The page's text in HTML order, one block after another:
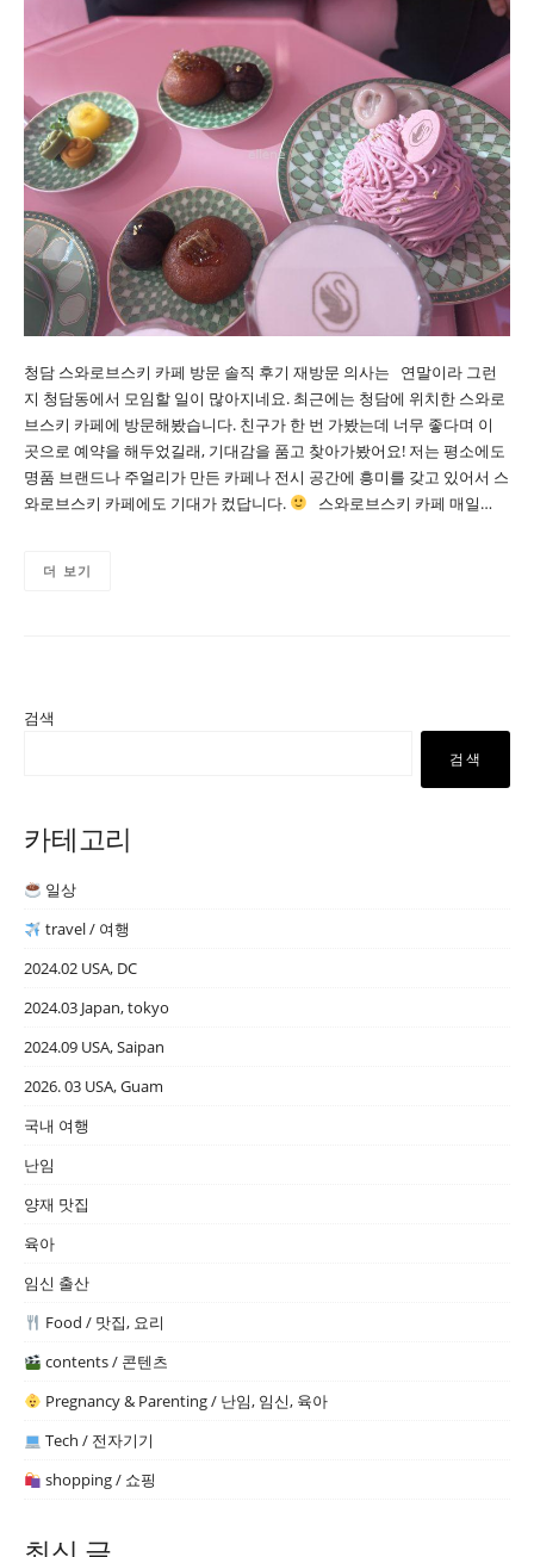
청담 스와로브스키 카페 방문 솔직 후기 재방문 의사는 연말이라 그런
지 청담동에서 모임할 일이 많아지네요. 최근에는 청담에 위치한 스와로
브스키 카페에 방문해봤습니다. 친구가 한 번 가봤는데 너무 좋다며 이
곳으로 예약을 해두었길래, 기대감을 품고 찾아가봤어요! 저는 평소에도
명품 브랜드나 주얼리가 만든 카페나 전시 공간에 흥미를 갖고 있어서 스
와로브스키 카페에도 기대가 컸답니다.
스와로브스키 카페 매일…
더 보기
검색
검색
카테고리
일상
travel / 여행
2024.02 USA, DC
2024.03 Japan, tokyo
2024.09 USA, Saipan
2026. 03 USA, Guam
국내 여행
난임
양재 맛집
육아
임신 출산
Food / 맛집, 요리
contents / 콘텐츠
Pregnancy & Parenting / 난임, 임신, 육아
Tech / 전자기기
shopping / 쇼핑